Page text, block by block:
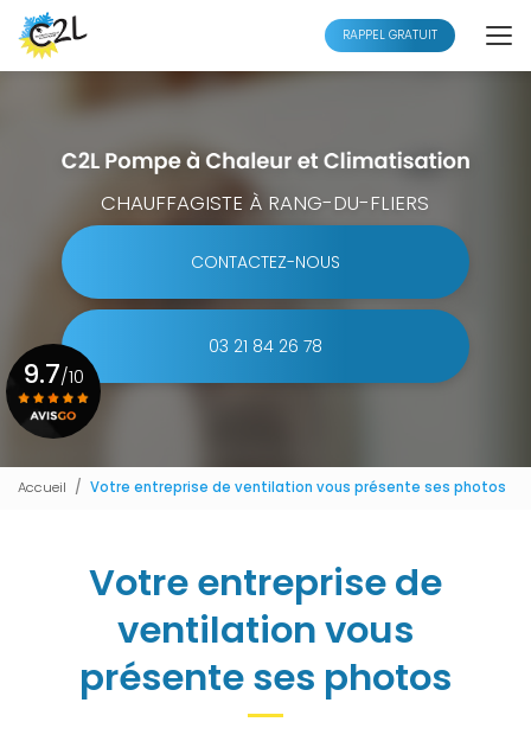
Aller
au
contenu
principal
RAPPEL GRATUIT
CHAUFFAGISTE À RANG-DU-FLIERS
CONTACTEZ-NOUS
03 21 84 26 78
9.7/10
Accueil Votre entreprise de ventilation vous présente ses photos
Votre entreprise de
ventilation vous
présente ses photos